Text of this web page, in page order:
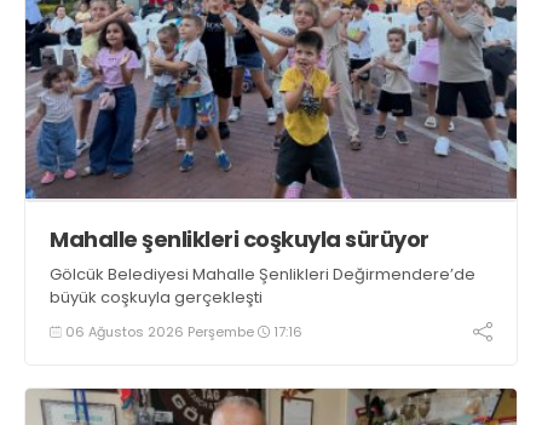
Mahalle şenlikleri coşkuyla sürüyor
Gölcük Belediyesi Mahalle Şenlikleri Değirmendere’de
büyük coşkuyla gerçekleşti
06 Ağustos 2026 Perşembe 17:16